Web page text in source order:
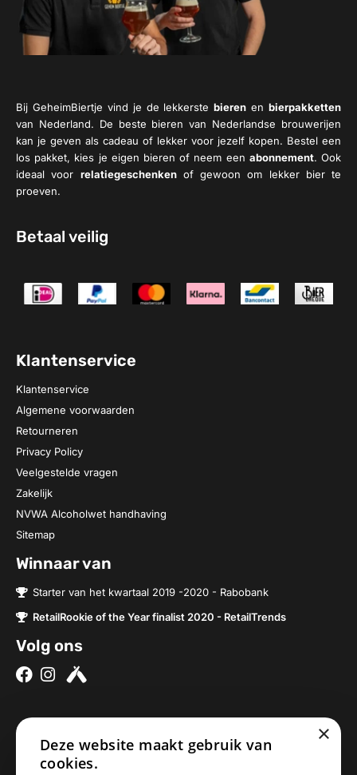
Bij GeheimBiertje vind je de lekkerstebieren en bierpakketten
van Nederland. De beste bieren van Nederlandse brouwerijen
kan je geven als cadeau of lekker voor jezelf kopen. Bestel een
los pakket, kies je eigen bieren of neem een abonnement. Ook
ideaal voor relatiegeschenkenof gewoon om lekker bier te
proeven.
Betaal veilig
Klantenservice
Klantenservice
Algemene voorwaarden
Retourneren
Privacy Policy
Veelgestelde vragen
Zakelijk
NVWA Alcoholwet handhaving
Sitemap
Winnaar van
Starter van het kwartaal 2019 -2020 - Rabobank
RetailRookie of the Year finalist 2020 - RetailTrends
Volg ons
Over ons
Brouwerijen
×
Deze website maakt gebruik van
cookies.